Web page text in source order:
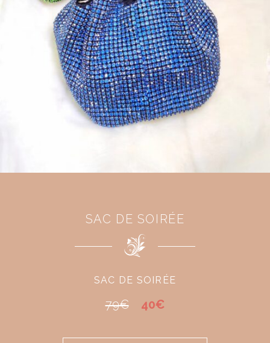
SAC DE SOIRÉE
SAC DE SOIRÉE
79€ 40€